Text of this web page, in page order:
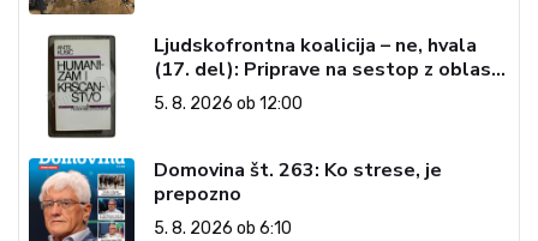
Ljudskofrontna koalicija – ne, hvala
(17. del): Priprave na sestop z oblasti
– dvorska opozicija 6: Gramsci na delu:
Revija 2000 in revolucionarna
5. 8. 2026 ob 12:00
Domovina št. 263: Ko strese, je
prepozno
5. 8. 2026 ob 6:10